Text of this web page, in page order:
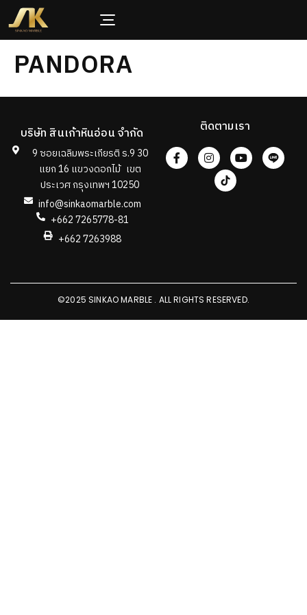
PANDORA
บริษัท สินเก้าหินอ่อน จำกัด
9 ซอยเฉลิมพระเกียรติ ร.9 30
แยก 16 แขวงดอกไม้ เขต
ประเวศ กรุงเทพฯ 10250
info@sinkaomarble.com
+662 7265778-81
+662 7263988
ติดตามเรา
©2025 SINKAO MARBLE . ALL RIGHTS RESERVED.